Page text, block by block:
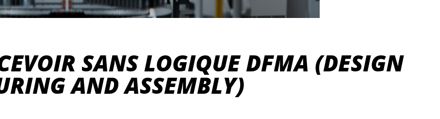
SANS LOGIQUE DFMA (DESIGN
AND ASSEMBLY)